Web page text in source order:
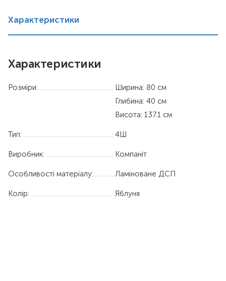
Характеристики
Характеристики
Розміри:
Ширина: 80 см
Глибина: 40 см
Висота: 137.1 см
Тип: 4Ш
Виробник: Компаніт
Особливості матеріалу: Ламіноване ДСП
Колір: Яблуня